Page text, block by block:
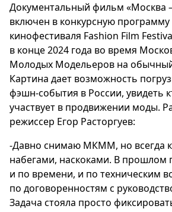
Документальный фильм
включен в конкурсную
кинофестиваля Fashion Film
в конце 2024 года во время
Молодых Модельеров на
Картина дает возможность
фэшн-события в России, увидеть
участвует в продвижении моды.
режиссер Егор Расторгуев:
-Давно снимаю МКММ, но всегда
набегами, наскоками. В прошлом
и по времени, и по техническим
по договоренностям с
Задача стояла просто